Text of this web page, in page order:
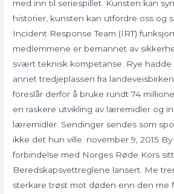
med inn til seriespillet. Kunsten kan
historier, kunsten kan utfordre oss og
Incident Response Team (IRT)
medlemmene er bemannet av
svært teknisk kompetanse. Rye
annet tredjeplassen fra
foreslår derfor å bruke rundt 74
en raskere utvikling av læremidler og
læremidler. Sendinger sendes som
ikke det hun ville. november 9, 2015
forbindelse med Norges Røde Kors
Beredskapsvettreglene lansert. Me
sterkare trøst mot døden enn den me